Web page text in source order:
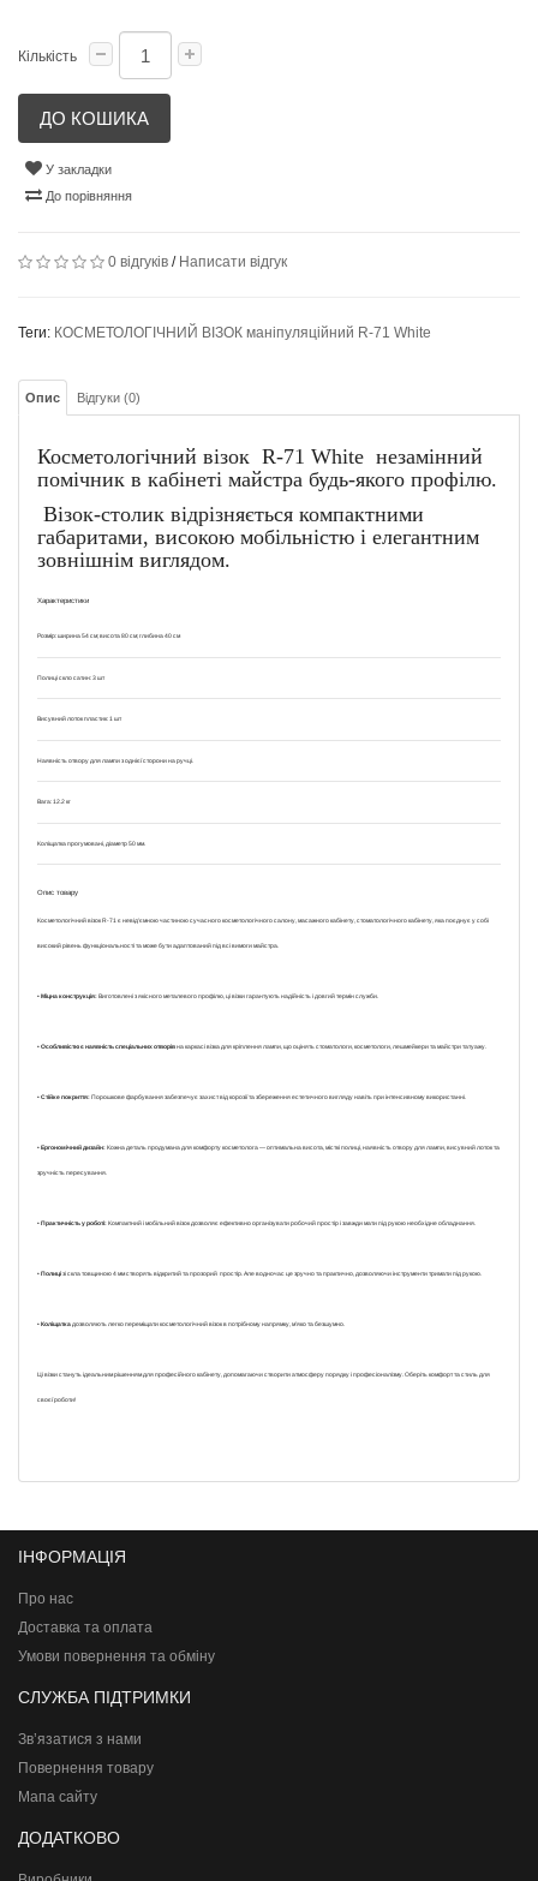
Кількість
ДО КОШИКА
У закладки
До порівняння
0 відгуків / Написати відгук
Теги: КОСМЕТОЛОГІЧНИЙ ВІЗОК маніпуляційний R-71 White
Опис Відгуки (0)
Косметологічний візок R-71 White незамінний
помічник в кабінеті майстра будь-якого профілю.
Візок-столик відрізняється компактними
габаритами, високою мобільністю і елегантним
зовнішнім виглядом.
Характеристики
Розмір: ширина 54 см; висота 80 см; глибина 40 см
Полиці скло сатин: 3 шт
Висувний лоток пластик: 1 шт
Наявність отвору для лампи з однієї сторони на ручці.
Вага: 12.2 кг
Коліщатка прогумовані, діаметр 50 мм.
Опис товару
Косметологічний візок R-71 є невід'ємною частиною сучасного косметологічного салону, масажного кабінету, стоматологічного кабінету, яка поєднує у собі
високий рівень функціональності та може бути адаптований під всі вимоги майстра.
• Міцна конструкція: Виготовлені з якісного металевого профілю, ці візки гарантують надійність і довгий термін служби.
• Особливістю є наявність спеціальних отворів на каркасі візка для кріплення лампи, що оцінять стоматологи, косметологи, лешмейкери та майстри татуажу.
• Стійке покриття: Порошкове фарбування забезпечує захист від корозії та збереження естетичного вигляду навіть при інтенсивному використанні.
• Ергономічний дизайн: Кожна деталь продумана для комфорту косметолога — оптимальна висота, місткі полиці, наявність отвору для лампи, висувний лоток та
зручність пересування.
• Практичність у роботі: Компактний і мобільний візок дозволяє ефективно організувати робочий простір і завжди мати під рукою необхідне обладнання.
• Полиці зі скла товщиною 4 мм створять відкритий та прозорий простір. Але водночас це зручно та практично, дозволяючи інструменти тримати під рукою.
• Коліщатка дозволяють легко переміщати косметологічний візок в потрібному напрямку, м’яко та безшумно.
Ці візки стануть ідеальним рішенням для професійного кабінету, допомагаючи створити атмосферу порядку і професіоналізму. Оберіть комфорт та стиль для
своєї роботи!
ІНФОРМАЦІЯ
Про нас
Доставка та оплата
Умови повернення та обміну
СЛУЖБА ПІДТРИМКИ
Зв’язатися з нами
Повернення товару
Мапа сайту
ДОДАТКОВО